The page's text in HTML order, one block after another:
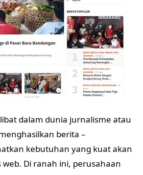
dalam dunia jurnalisme atau
berita –
kebutuhan yang kuat akan
Di ranah ini, perusahaan